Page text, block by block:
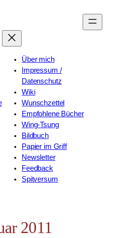
Über mich
Impressum /
Datenschutz
Wiki
Wunschzettel
Empfohlene Bücher
Wing-Tsung
Bildbuch
Papier im Griff
Newsletter
Feedback
Spitversum
2011